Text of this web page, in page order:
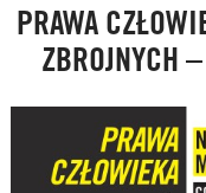
PRAWA
ZBROJNYCH